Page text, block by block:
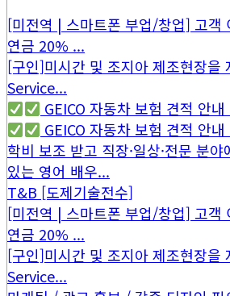
[미전역 | 스마트폰 부업/창업] 고객
연금 20% ...
[구인]미시간 및 조지아 제조현장
Service...
GEICO 자동차 보험 견적 안내
GEICO 자동차 보험 견적 안내
학비 보조 받고 직장·일상·전문 분
있는 영어 배우...
T&B [도제기술전수]
[미전역 | 스마트폰 부업/창업] 고객
연금 20% ...
[구인]미시간 및 조지아 제조현장
Service...